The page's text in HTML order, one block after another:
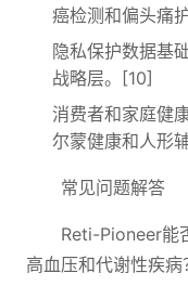
癌检测和偏头痛护
隐私保护数据基
战略层。[10]
消费者和家庭健
尔蒙健康和人形
常见问题解答
Reti-Pioneer能
高血压和代谢性疾病